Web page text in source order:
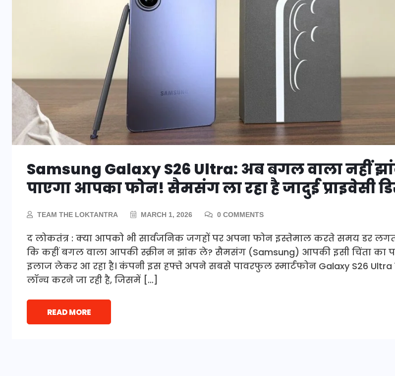
Samsung Galaxy S26 Ultra: अब बगल वाला नहीं
पाएगा आपका फोन! सैमसंग ला रहा है जादुई प्राइवेसी
TEAM THE LOKTANTRA MARCH 1, 2026 0 COMMENTS
द लोकतंत्र : क्या आपको भी सार्वजनिक जगहों पर अपना फोन इस्तेमाल करते समय डर
कि कहीं बगल वाला आपकी स्क्रीन न झांक ले? सैमसंग (Samsung) आपकी इसी चिंता का
इलाज लेकर आ रहा है। कंपनी इस हफ्ते अपने सबसे पावरफुल स्मार्टफोन Galaxy S26 Ultra
लॉन्च करने जा रही है, जिसमें […]
READ MORE